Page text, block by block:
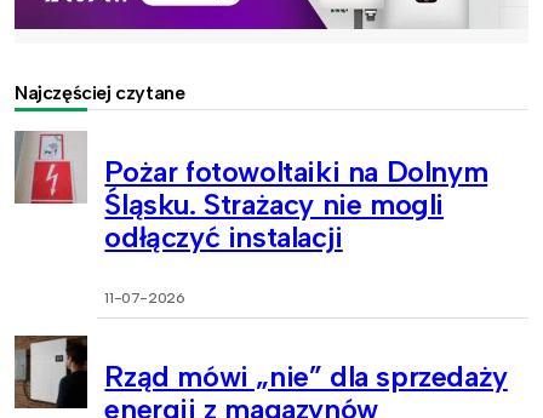
Najczęściej czytane
Pożar fotowoltaiki na Dolnym
Śląsku. Strażacy nie mogli
odłączyć instalacji
11-07-2026
Rząd mówi „nie” dla sprzedaży
energii z magazynów